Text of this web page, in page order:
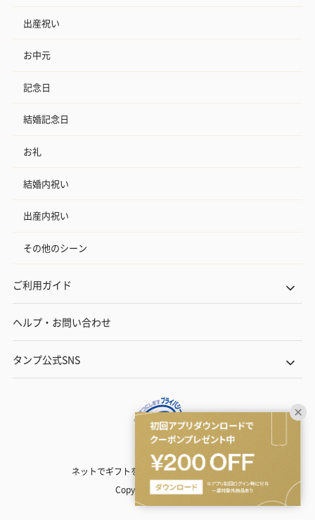
出産祝い
お中元
記念日
結婚記念日
お礼
結婚内祝い
出産内祝い
その他のシーン
ご利用ガイド
ヘルプ・お問い合わせ
タンプ公式SNS
ネットでギフトを贈るなら | TANP（タンプ）
Copyright© TANP Inc.